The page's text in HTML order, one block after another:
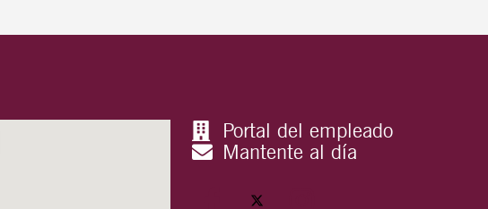
Portal del empleado
Mantente al día